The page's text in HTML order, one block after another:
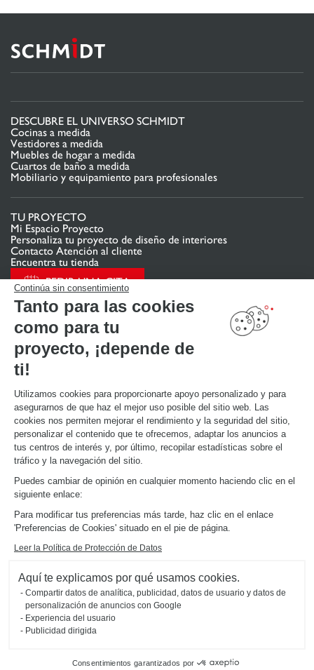
Continúa sin consentimiento
Tanto para las cookies
como para tu
proyecto, ¡depende de
ti!
Utilizamos cookies para proporcionarte apoyo personalizado y para
asegurarnos de que haz el mejor uso posible del sitio web. Las
cookies nos permiten mejorar el rendimiento y la seguridad del sitio,
personalizar el contenido que te ofrecemos, adaptar los anuncios a
tus centros de interés y, por último, recopilar estadísticas sobre el
tráfico y la navegación del sitio.
Puedes cambiar de opinión en cualquier momento haciendo clic en el
siguiente enlace:
Para modificar tus preferencias más tarde, haz clic en el enlace
'Preferencias de Cookies' situado en el pie de página.
Leer la Política de Protección de Datos
Aquí te explicamos por qué usamos cookies.
Compartir datos de analítica, publicidad, datos de usuario y datos de
personalización de anuncios con Google
Experiencia del usuario
Publicidad dirigida
Consentimientos garantizados por
DESCUBRE EL UNIVERSO SCHMIDT
Cocinas a medida
Vestidores a medida
Muebles de hogar a medida
Cuartos de baño a medida
Mobiliario y equipamiento para profesionales
TU PROYECTO
Mi Espacio Proyecto
Personaliza tu proyecto de diseño de interiores
Contacto Atención al cliente
Encuentra tu tienda
PEDIR UNA CITA
ENLACES ÚTILES
Promociones
Guías de instalación y mantenimiento
Descarga nuestro catálogo de cocinas, muebles de hogar, baños
ACERCA DE
Noticias del grupo
Únete a nosotros
Abrir una tienda
Schmidt en el mundo
2026 © SCHMIDT Groupe
Aviso legal
Gestión de cookies
Política de confidencialidad
#okschmidt
Mapa del sitio